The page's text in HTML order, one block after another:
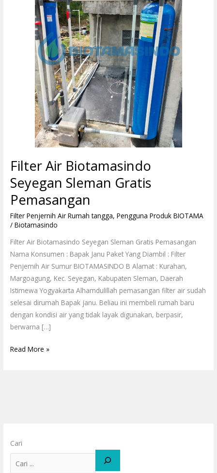
Filter Air Biotamasindo
Seyegan Sleman Gratis
Pemasangan
Filter Penjernih Air Rumah tangga,Pengguna Produk BIOTAMA
/Biotamasindo
Filter Air Biotamasindo Seyegan Sleman Gratis Pemasangan
Nama Konsumen : Bapak Janu Paket Yang Diambil : Filter
Penjernih Air Sumur BIOTAMASINDO B Alamat : Kurahan,
Margoagung, Kec. Seyegan, Kabupaten Sleman, Daerah
Istimewa Yogyakarta Alhamdulillah pemasangan filter air sudah
selesai dirumah Bapak janu. Beliau ini membeli rumah baru
dengan kondisi air yang tidak layak digunakan, berpasir,
berwarna […]
Pemasangan
Read More »
Cari